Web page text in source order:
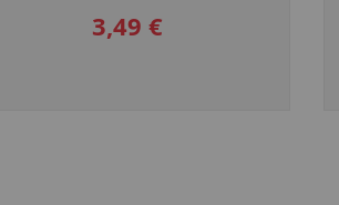
3,49 €